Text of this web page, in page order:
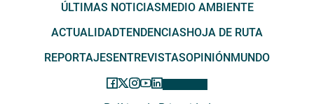
ÚLTIMAS NOTICIAS MEDIO AMBIENTE
ACTUALIDADTENDENCIAS HOJA DE RUTA
REPORTAJES ENTREVISTASOPINIÓN MUNDO